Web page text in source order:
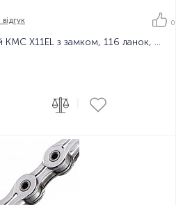
0
Ланцюг велосипедний KMC X11EL з замком, 116 ланок, 11 зірок